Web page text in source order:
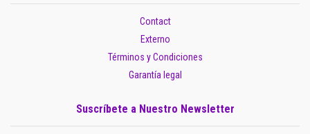
Contact
Externo
Términos y Condiciones
Garantía legal
Suscríbete a Nuestro Newsletter